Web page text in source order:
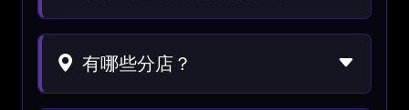
有哪些分店？